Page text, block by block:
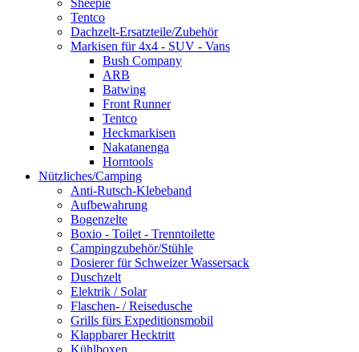
Sheepie
Tentco
Dachzelt-Ersatzteile/Zubehör
Markisen für 4x4 - SUV - Vans
Bush Company
ARB
Batwing
Front Runner
Tentco
Heckmarkisen
Nakatanenga
Horntools
Nützliches/Camping
Anti-Rutsch-Klebeband
Aufbewahrung
Bogenzelte
Boxio - Toilet - Trenntoilette
Campingzubehör/Stühle
Dosierer für Schweizer Wassersack
Duschzelt
Elektrik / Solar
Flaschen- / Reisedusche
Grills fürs Expeditionsmobil
Klappbarer Hecktritt
Kühlboxen